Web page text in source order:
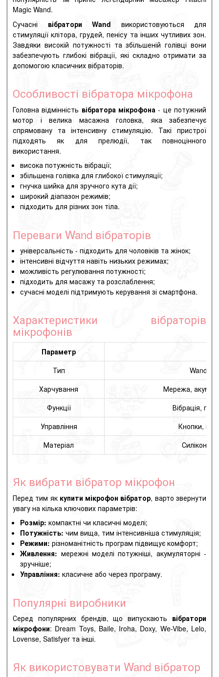
Magic Wand.
Сучасні вібратори Wand використовуються для
стимуляції клітора, грудей, пенісу та інших чутливих зон.
Завдяки високій потужності та збільшеній голівці вони
забезпечують глибокі вібрації, які складно отримати за
допомогою класичних вібраторів.
Особливості вібратора мікрофона
Головна відмінність вібратора мікрофона - це потужний
мотор і велика масажна головка, яка забезпечує
спрямовану та інтенсивну стимуляцію. Такі пристрої
підходять як для прелюдії, так повноцінного
використання.
висока потужність вібрації;
збільшена голівка для глибокої стимуляції;
гнучка шийка для зручного кута дії;
широкий діапазон режимів;
підходить для різних зон тіла.
Переваги Wand вібраторів
універсальність - підходить для чоловіків та жінок;
інтенсивні відчуття навіть низьких режимах;
можливість регулювання потужності;
підходить для масажу та розслаблення;
сучасні моделі підтримують керування зі смартфона.
Характеристики вібраторів
мікрофонів
Параметр
Тип
Wand
Харчування
Мережа,
Функції
Вібрація,
Управління
Кнопки,
Матеріал
Силікон,
Як вибрати вібратор мікрофон
Перед тим як купити мікрофон вібратор, варто звернути
увагу на кілька ключових параметрів:
Розмір: компактні чи класичні моделі;
Потужність: чим вища, тим інтенсивніша стимуляція;
Режими: різноманітність програм підвищує комфорт;
Живлення: мережні моделі потужніші, акумуляторні -
зручніше;
Управління: класичне або через програму.
Популярні виробники
Серед популярних брендів, що випускають вібратори
мікрофони: Dream Toys, Baile, Iroha, Doxy, We-Vibe, Lelo,
Lovense, Satisfyer та інші.
Як використовувати Wand вібратор